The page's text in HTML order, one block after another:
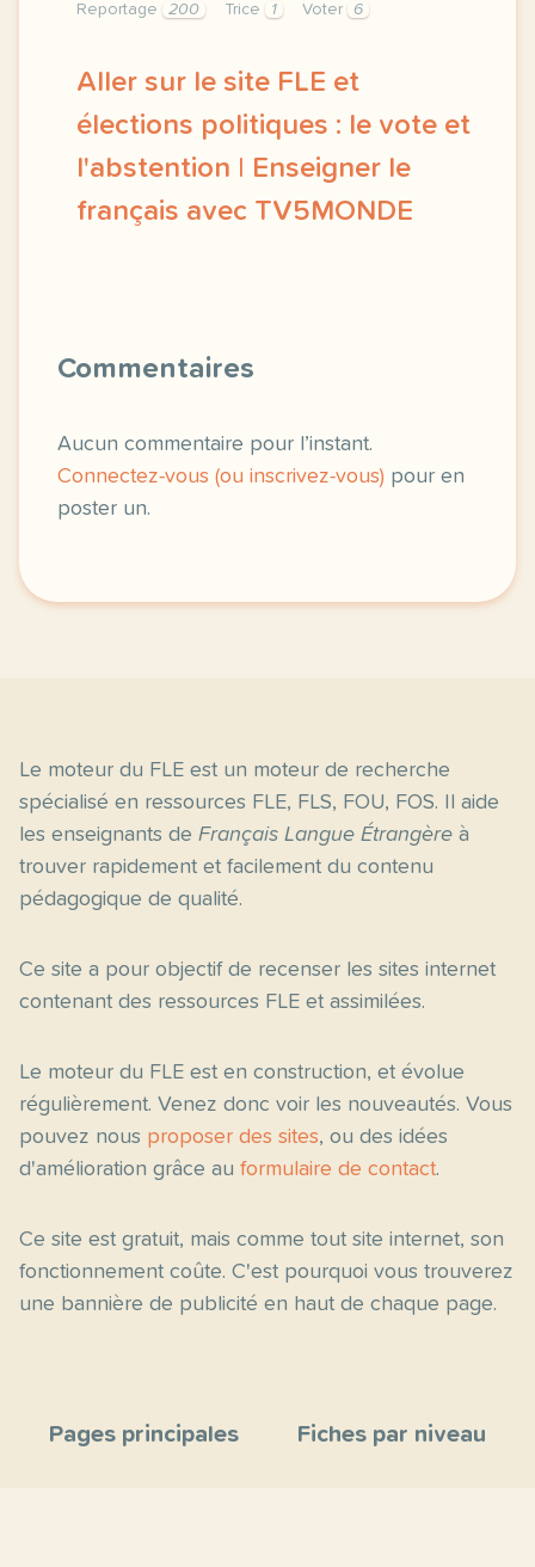
Reportage
200 Trice 1 Voter 6
Aller sur le site FLE et
élections politiques : le vote et
l'abstention | Enseigner le
français avec TV5MONDE
Commentaires
Aucun commentaire pour l’instant.
Connectez-vous (ou inscrivez-vous) pour en
poster un.
Le moteur du FLE est un moteur de recherche
spécialisé en ressources FLE, FLS, FOU, FOS. Il aide
les enseignants de Français Langue Étrangère à
trouver rapidement et facilement du contenu
pédagogique de qualité.
Ce site a pour objectif de recenser les sites internet
contenant des ressources FLE et assimilées.
Le moteur du FLE est en construction, et évolue
régulièrement. Venez donc voir les nouveautés. Vous
pouvez nous proposer des sites, ou des idées
d'amélioration grâce au formulaire de contact.
Ce site est gratuit, mais comme tout site internet, son
fonctionnement coûte. C'est pourquoi vous trouverez
une bannière de publicité en haut de chaque page.
Pages principales Fiches par niveau